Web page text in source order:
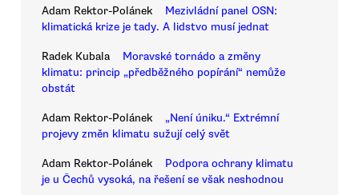
Adam Rektor-Polánek
Mezivládní panel OSN:
klimatická krize je tady. A lidstvo musí jednat
Radek Kubala
Moravské tornádo a změny
klimatu: princip „předběžného popírání“ nemůže
obstát
Adam Rektor-Polánek
„Není úniku.“ Extrémní
projevy změn klimatu sužují celý svět
Adam Rektor-Polánek
Podpora ochrany klimatu
je u Čechů vysoká, na řešení se však neshodnou